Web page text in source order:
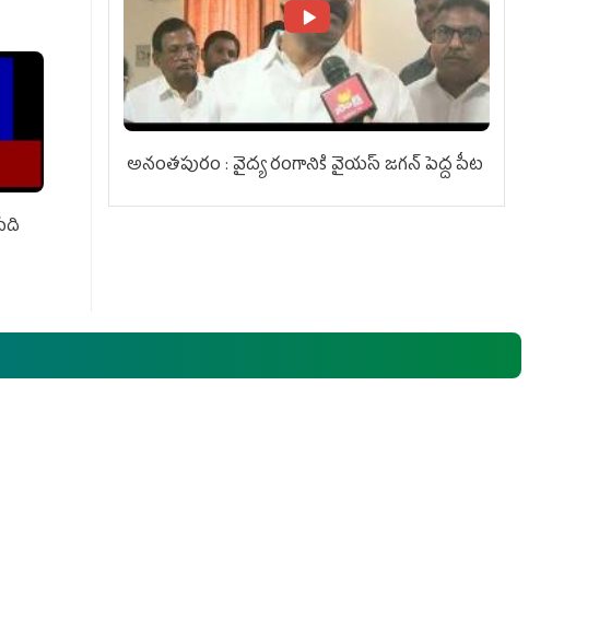
అనంతపురం : వైద్య రంగానికి వైయ‌స్ జ‌గ‌న్ పెద్ద పీట